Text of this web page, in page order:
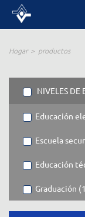
Hogar productos
NIVELES DE
Educación
Escuela
Educación
Graduación